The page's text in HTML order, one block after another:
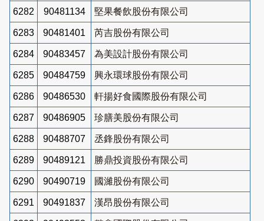
6282 90481134 堅果餐飲股份有限公司
6283 90481401 芮吉股份有限公司
6284 90483457 為美設計股份有限公司
6285 90484759 興永環球股份有限公司
6286 90486530 軒揚好食國際股份有限公司
6287 90486905 珍膳美股份有限公司
6288 90488707 丞鋒股份有限公司
6289 90489121 勝鼎投資股份有限公司
6290 90490719 國濰股份有限公司
6291 90491837 漢昂股份有限公司